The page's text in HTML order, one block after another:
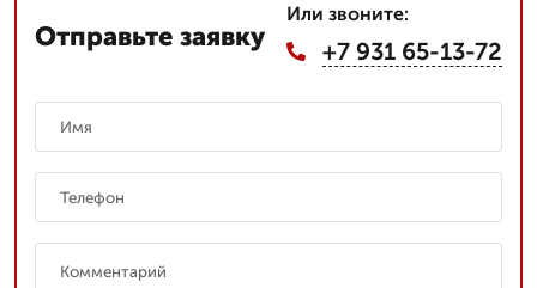
Отправьте заявку
Или звоните:
+7 931 65-13-72